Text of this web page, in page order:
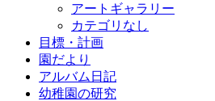
アートギャラリー
カテゴリなし
目標・計画
園だより
アルバム日記
幼稚園の研究